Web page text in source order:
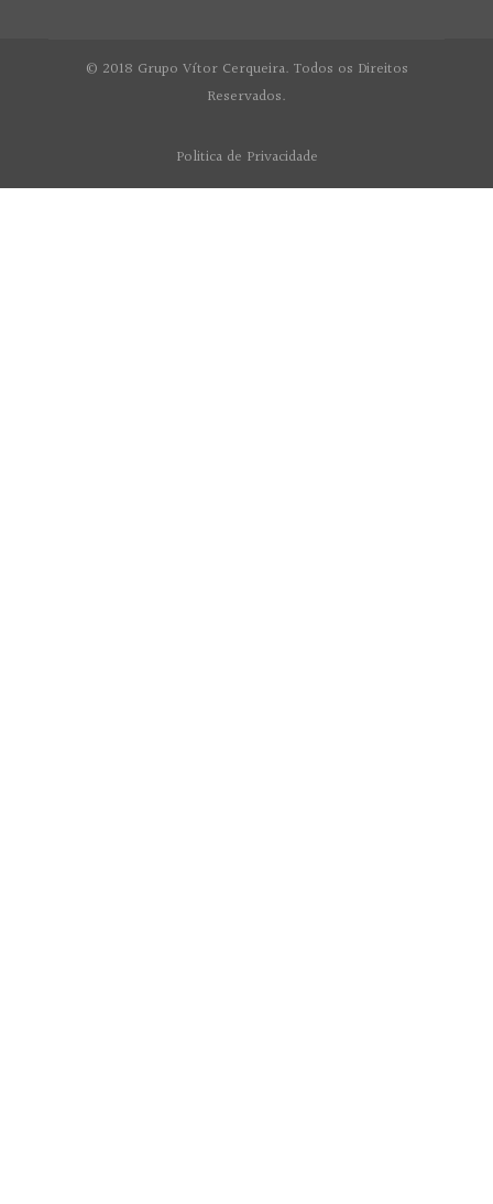
© 2018 Grupo Vítor Cerqueira. Todos os Direitos
Reservados.
Politica de Privacidade